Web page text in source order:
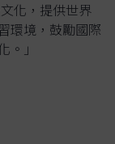
化，提供世界
環境，鼓勵國際
。」